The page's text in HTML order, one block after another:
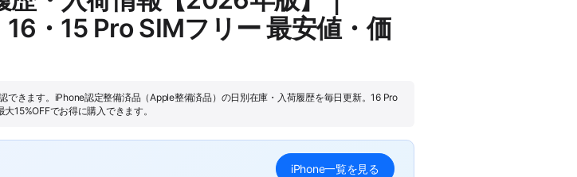
・15 Pro SIMフリー 最安値・価
きます。iPhone認定整備済品（Apple整備済品）の日別在庫・入荷履歴を毎日更新。16 Pro
15%OFFでお得に購入できます。
iPhone一覧を見る